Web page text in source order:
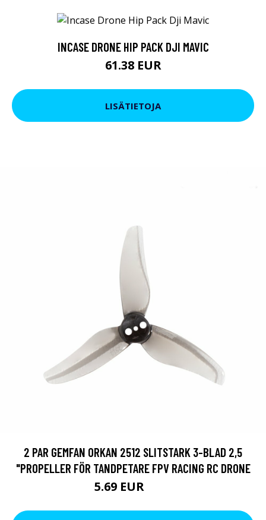
INCASE DRONE HIP PACK DJI MAVIC
61.38 EUR
LISÄTIETOJA
2 PAR GEMFAN ORKAN 2512 SLITSTARK 3-BLAD 2,5
"PROPELLER FÖR TANDPETARE FPV RACING RC DRONE
5.69 EUR